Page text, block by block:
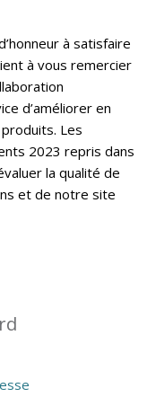
à satisfaire
à vous remercier
d’améliorer en
Les
2023 repris dans
la qualité de
et de notre site